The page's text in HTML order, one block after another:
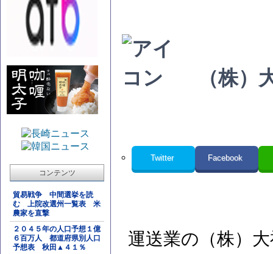
コンテンツ
貿易戦争 中間選挙を読
む 上院改選州一覧表 米
農家を直撃
２０４５年の人口予想１億
６百万人 都道府県別人口
予想表 秋田▲４１％
（株）
Twitter Facebook
運送業の（株）